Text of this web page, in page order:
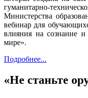
гуманитарно-
Министерства
вебинар для
влияния на сознание
мире».
Подробнее...
«Не станьте